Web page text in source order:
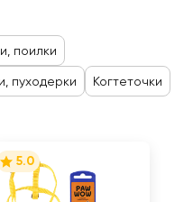
поилки
пуходерки Когтеточки
5.0